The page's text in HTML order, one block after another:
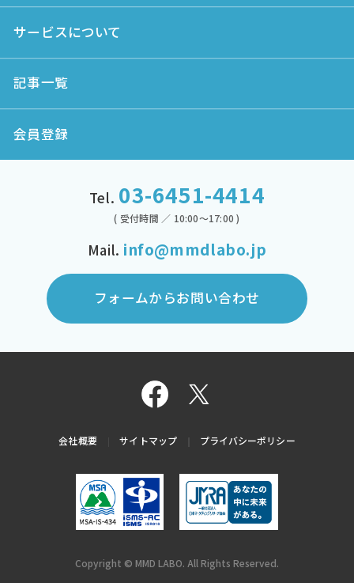
サービスについて
記事一覧
会員登録
Tel. 03-6451-4414
( 受付時間 ／ 10:00～17:00 )
Mail. info@mmdlabo.jp
フォームからお問い合わせ
会社概要 サイトマップ プライバシーポリシー
Copyright © MMD LABO. All Rights Reserved.